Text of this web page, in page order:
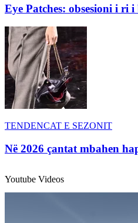
Eye Patches: obsesioni i ri
TENDENCAT E SEZONIT
Në 2026 çantat mbahen
Youtube Videos